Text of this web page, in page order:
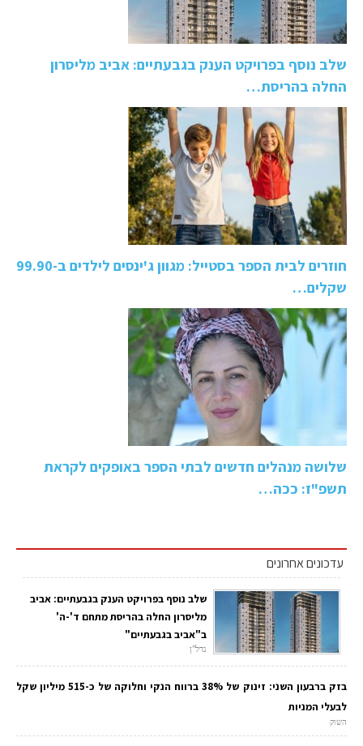
שלב נוסף בפרויקט הענק בגבעתיים: אביב מליסרון
החלה בהריסת…
חוזרים לבית הספר בסטייל: מגוון ג'ינסים לילדים ב-99.90
שקלים…
שלושה מנהלים חדשים לבתי הספר באופקים לקראת
תשפ"ז: ככה…
עדכונים אחרונים
שלב נוסף בפרויקט הענק בגבעתיים: אביב
מליסרון החלה בהריסת מתחם ד'-ה'
ב"אביב בגבעתיים"
נדל"ן
בזק ברבעון השני: זינוק של 38% ברווח הנקי וחלוקה של כ-515 מיליון שקל
לבעלי המניות
השוק